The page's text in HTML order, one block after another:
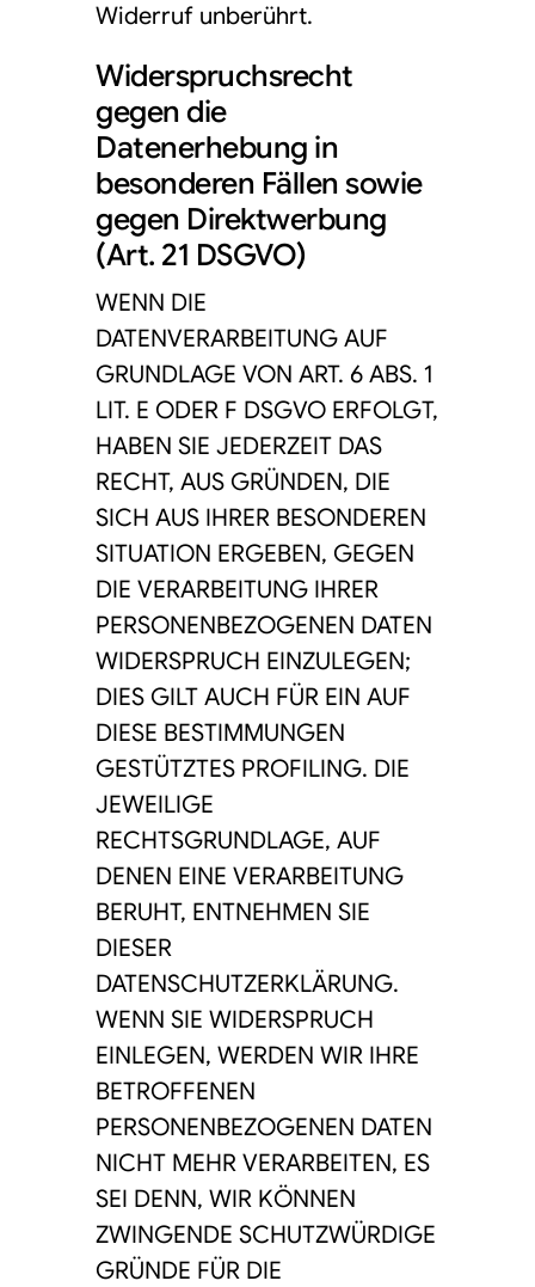
Widerruf unberührt.
Widerspruchsrecht
gegen die
Datenerhebung in
besonderen Fällen sowie
gegen Direktwerbung
(Art. 21 DSGVO)
WENN DIE
DATENVERARBEITUNG AUF
GRUNDLAGE VON ART. 6 ABS. 1
LIT. E ODER F DSGVO ERFOLGT,
HABEN SIE JEDERZEIT DAS
RECHT, AUS GRÜNDEN, DIE
SICH AUS IHRER BESONDEREN
SITUATION ERGEBEN, GEGEN
DIE VERARBEITUNG IHRER
PERSONENBEZOGENEN DATEN
WIDERSPRUCH EINZULEGEN;
DIES GILT AUCH FÜR EIN AUF
DIESE BESTIMMUNGEN
GESTÜTZTES PROFILING. DIE
JEWEILIGE
RECHTSGRUNDLAGE, AUF
DENEN EINE VERARBEITUNG
BERUHT, ENTNEHMEN SIE
DIESER
DATENSCHUTZERKLÄRUNG.
WENN SIE WIDERSPRUCH
EINLEGEN, WERDEN WIR IHRE
BETROFFENEN
PERSONENBEZOGENEN DATEN
NICHT MEHR VERARBEITEN, ES
SEI DENN, WIR KÖNNEN
ZWINGENDE SCHUTZWÜRDIGE
GRÜNDE FÜR DIE